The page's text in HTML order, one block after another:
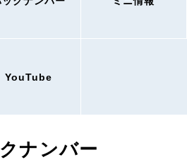
YouTube
ナンバー